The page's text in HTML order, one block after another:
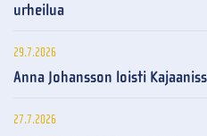
urheilua
29.7.2026
Anna Johansson loisti
27.7.2026